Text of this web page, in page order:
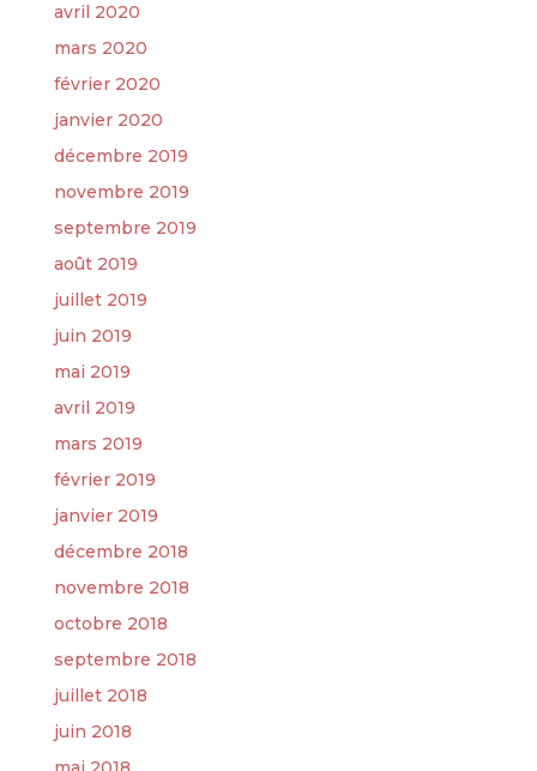
avril 2020
mars 2020
février 2020
janvier 2020
décembre 2019
novembre 2019
septembre 2019
août 2019
juillet 2019
juin 2019
mai 2019
avril 2019
mars 2019
février 2019
janvier 2019
décembre 2018
novembre 2018
octobre 2018
septembre 2018
juillet 2018
juin 2018